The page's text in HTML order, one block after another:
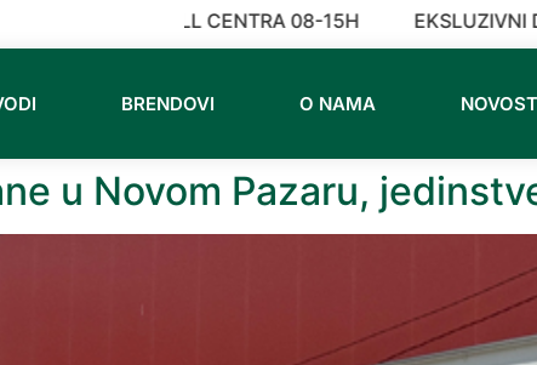
VREME CALL CENTRA 08-15H EKSLUZIVNI
BRENDOVI O NAMA
u Novom Pazaru,